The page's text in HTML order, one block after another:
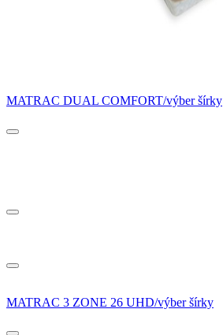
MATRAC DUAL COMFORT/výber šírky
MATRAC 3 ZONE 26 UHD/výber šírky